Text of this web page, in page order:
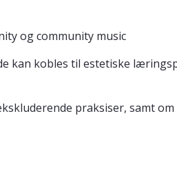
og community music
kan kobles til estetiske
praksiser, samt